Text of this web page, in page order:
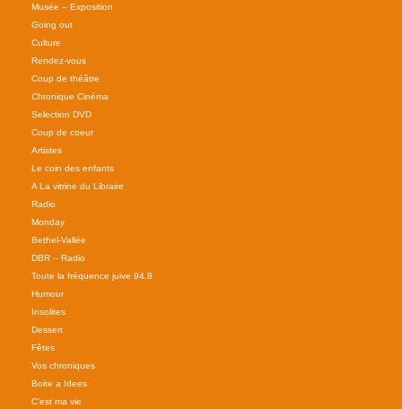
Musée – Exposition
Going out
Culture
Rendez-vous
Coup de théâtre
Chronique Cinéma
Selection DVD
Coup de coeur
Artistes
Le coin des enfants
A La vitrine du Libraire
Radio
Monday
Bethel-Vallée
DBR – Radio
Toute la fréquence juive 94.8
Humour
Insolites
Dessert
Fêtes
Vos chroniques
Boite a Idees
C'est ma vie